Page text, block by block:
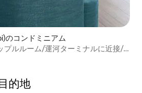
のコンドミニアム
プルルーム/運河ターミナルに近接/
的⁠地